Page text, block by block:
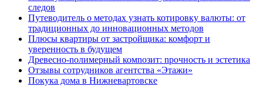
следов
Путеводитель о методах узнать котировку валюты: от
традиционных до инновационных методов
Плюсы квартиры от застройщика: комфорт и
уверенность в будущем
Древесно-nолимерный комnозит: nрочность и эстетика
Отзывы сотрудников агентства «Этажи»
Покука дома в Нижневартовске